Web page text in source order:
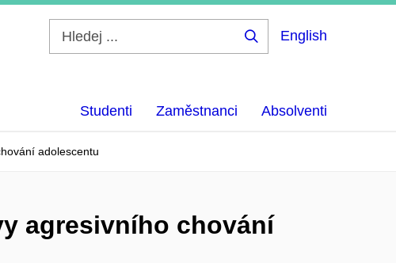
English
Studenti Zaměstnanci Absolventi
adolescentu
agresivního chování